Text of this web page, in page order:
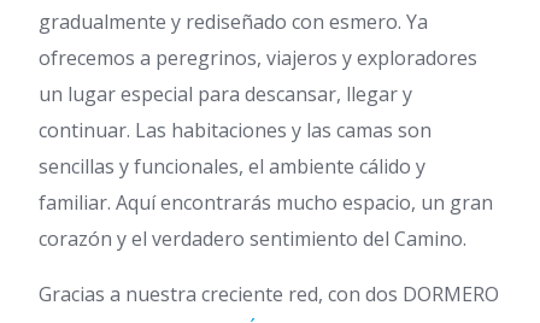
gradualmente y rediseñado con esmero. Ya
ofrecemos a peregrinos, viajeros y exploradores
un lugar especial para descansar, llegar y
continuar. Las habitaciones y las camas son
sencillas y funcionales, el ambiente cálido y
familiar. Aquí encontrarás mucho espacio, un gran
corazón y el verdadero sentimiento del Camino.
Gracias a nuestra creciente red, con dos DORMERO